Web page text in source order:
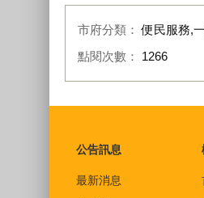
市府分類：便民服務,
點閱次數： 1266
公告訊息
最新消息